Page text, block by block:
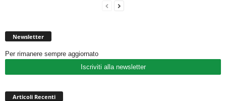
Newsletter
Per rimanere sempre aggiornato
Iscriviti alla newsletter
Articoli Recenti